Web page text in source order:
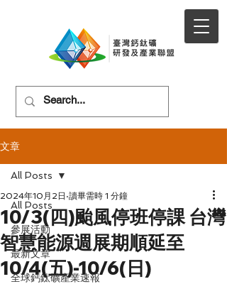
文章
All Posts
參展活動
最新文章
全球鈣鈦礦產業速報
All Posts
10/3(四)颱風停班停課 台灣
智慧能源週展期順延至
10/4(五)-10/6(日)
2024年10月2日 讀畢需時 1 分鐘